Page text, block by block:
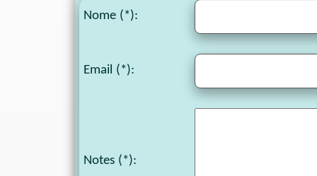
Nome (*):
Email (*):
Notes (*):